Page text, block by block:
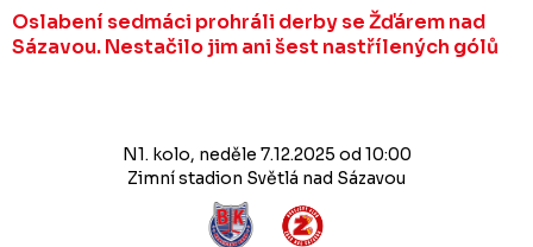
Oslabení sedmáci prohráli derby se Žďárem nad
Sázavou. Nestačilo jim ani šest nastřílených gólů
N1. kolo, neděle 7.12.2025 od 10:00
Zimní stadion Světlá nad Sázavou